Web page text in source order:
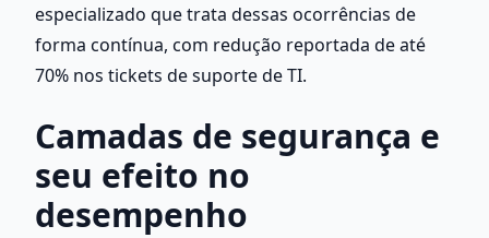
especializado que trata dessas ocorrências de
forma contínua, com redução reportada de até
70% nos tickets de suporte de TI.
Camadas de segurança e
seu efeito no
desempenho